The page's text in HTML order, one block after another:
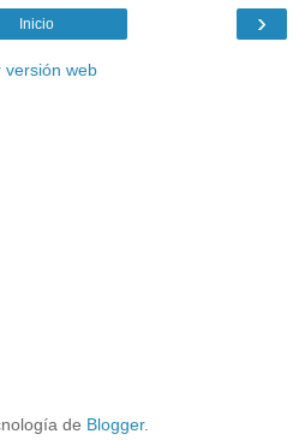
›
Inicio
versión web
de Blogger.